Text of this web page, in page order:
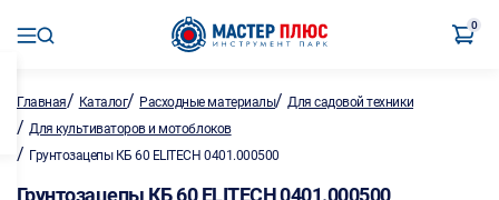
0
Главная/ Каталог/ Расходные материалы/Для садовой техники
/ Для культиваторов и мотоблоков
/ Грунтозацепы КБ 60 ELITECH 0401.000500
Грунтозацепы КБ 60 ELITECH 0401.000500